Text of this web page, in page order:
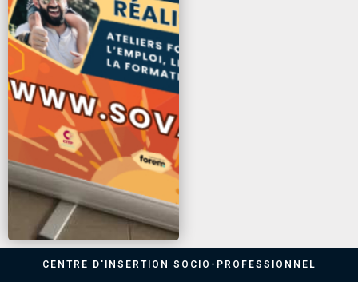
CENTRE D'INSERTION SOCIO-PROFESSIONNEL